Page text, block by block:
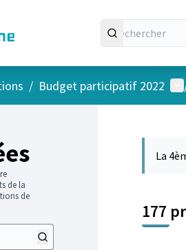
/ Budget participatif 2022
de la
de
La
177